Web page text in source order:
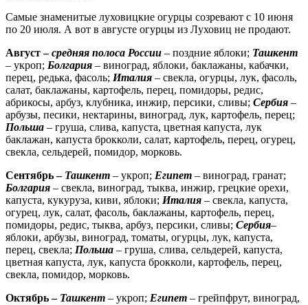
Самые знаменитые луховицкие огурцы созревают с 10 июня
по 20 июля. А вот в августе огурцы из Луховиц не продают.
Август –средняя полоса России – поздние яблоки; Ташкент
– укроп; Болгария – виноград, яблоки, баклажаны, кабачки,
перец, редька, фасоль; Италия – свекла, огурцы, лук, фасоль,
салат, баклажаны, картофель, перец, помидоры, редис,
абрикосы, арбуз, клубника, инжир, персики, сливы; Сербия –
арбузы, песики, нектарины, виноград, лук, картофель, перец;
Польша – груша, слива, капуста, цветная капуста, лук
баклажан, капуста брокколи, салат, картофель, перец, огурец,
свекла, сельдерей, помидор, морковь.
Сентябрь – Ташкент – укроп; Египет – виноград, гранат;
Болгария – свекла, виноград, тыква, инжир, грецкие орехи,
капуста, кукуруза, киви, яблоки; Италия – свекла, капуста,
огурец, лук, салат, фасоль, баклажаны, картофель, перец,
помидоры, редис, тыква, арбуз, персики, сливы; Сербия–
яблоки, арбузы, виноград, томаты, огурцы, лук, капуста,
перец, свекла; Польша – груша, слива, сельдерей, капуста,
цветная капуста, лук, капуста брокколи, картофель, перец,
свекла, помидор, морковь.
Октябрь – Ташкент – укроп; Египет – грейпфрут, виноград,